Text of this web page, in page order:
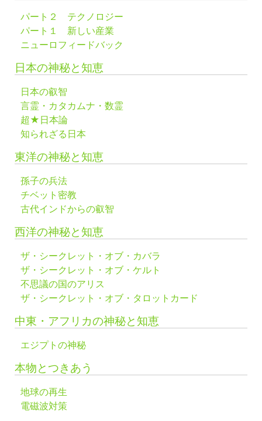
パート２ テクノロジー
パート１ 新しい産業
ニューロフィードバック
日本の神秘と知恵
日本の叡智
言霊・カタカムナ・数霊
超★日本論
知られざる日本
東洋の神秘と知恵
孫子の兵法
チベット密教
古代インドからの叡智
西洋の神秘と知恵
ザ・シークレット・オブ・カバラ
ザ・シークレット・オブ・ケルト
不思議の国のアリス
ザ・シークレット・オブ・タロットカード
中東・アフリカの神秘と知恵
エジプトの神秘
本物とつきあう
地球の再生
電磁波対策